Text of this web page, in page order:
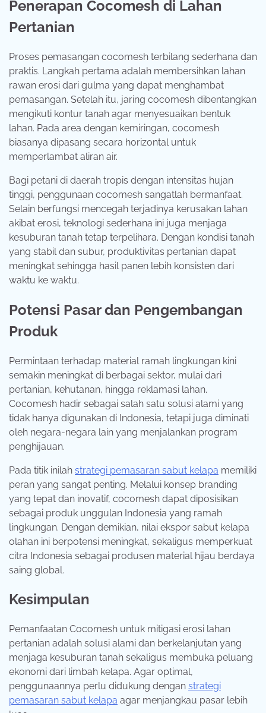
Penerapan Cocomesh di Lahan
Pertanian
Proses pemasangan cocomesh terbilang sederhana dan
praktis. Langkah pertama adalah membersihkan lahan
rawan erosi dari gulma yang dapat menghambat
pemasangan. Setelah itu, jaring cocomesh dibentangkan
mengikuti kontur tanah agar menyesuaikan bentuk
lahan. Pada area dengan kemiringan, cocomesh
biasanya dipasang secara horizontal untuk
memperlambat aliran air.
Bagi petani di daerah tropis dengan intensitas hujan
tinggi, penggunaan cocomesh sangatlah bermanfaat.
Selain berfungsi mencegah terjadinya kerusakan lahan
akibat erosi, teknologi sederhana ini juga menjaga
kesuburan tanah tetap terpelihara. Dengan kondisi tanah
yang stabil dan subur, produktivitas pertanian dapat
meningkat sehingga hasil panen lebih konsisten dari
waktu ke waktu.
Potensi Pasar dan Pengembangan
Produk
Permintaan terhadap material ramah lingkungan kini
semakin meningkat di berbagai sektor, mulai dari
pertanian, kehutanan, hingga reklamasi lahan.
Cocomesh hadir sebagai salah satu solusi alami yang
tidak hanya digunakan di Indonesia, tetapi juga diminati
oleh negara-negara lain yang menjalankan program
penghijauan.
Pada titik inilah strategi pemasaran sabut kelapa memiliki
peran yang sangat penting. Melalui konsep branding
yang tepat dan inovatif, cocomesh dapat diposisikan
sebagai produk unggulan Indonesia yang ramah
lingkungan. Dengan demikian, nilai ekspor sabut kelapa
olahan ini berpotensi meningkat, sekaligus memperkuat
citra Indonesia sebagai produsen material hijau berdaya
saing global.
Kesimpulan
Pemanfaatan Cocomesh untuk mitigasi erosi lahan
pertanian adalah solusi alami dan berkelanjutan yang
menjaga kesuburan tanah sekaligus membuka peluang
ekonomi dari limbah kelapa. Agar optimal,
penggunaannya perlu didukung dengan strategi
pemasaran sabut kelapa agar menjangkau pasar lebih